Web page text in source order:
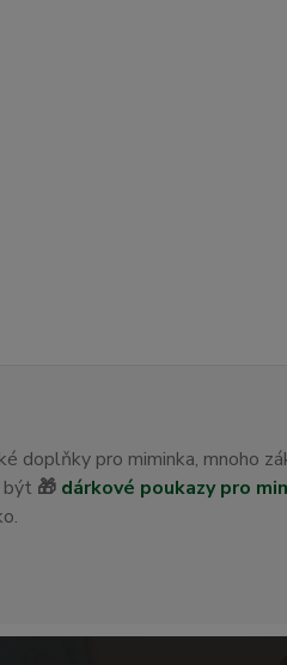
doplňky pro miminka, mnoho
být 🎁 dárkové poukazy pro